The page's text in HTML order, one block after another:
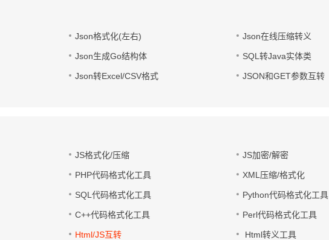
Json格式化(左右) Json在线压缩转义
Json生成Go结构体 SQL转Java实体类
Json转Excel/CSV格式 JSON和GET参数互转
JS格式化/压缩 JS加密/解密
PHP代码格式化工具 XML压缩/格式化
SQL代码格式化工具 Python代码格式化工具
C++代码格式化工具 Perl代码格式化工具
Html/JS互转 Html转义工具